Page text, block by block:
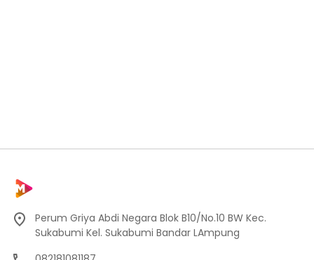
Perum Griya Abdi Negara Blok B10/No.10 BW Kec.
Sukabumi Kel. Sukabumi Bandar LAmpung